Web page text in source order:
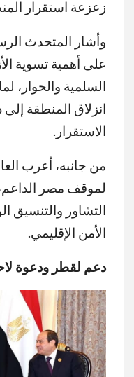
زعزعة استقرار
وأشار المتحدث
على أهمية تسوية
السلمية والحوار،
انزلاق المنطقة
الاستقرار.
من جانبه، أعرب
لموقف مصر
التشاور والتنسيق
الأمن الإقليمي.
دعم لقطر ودعوة